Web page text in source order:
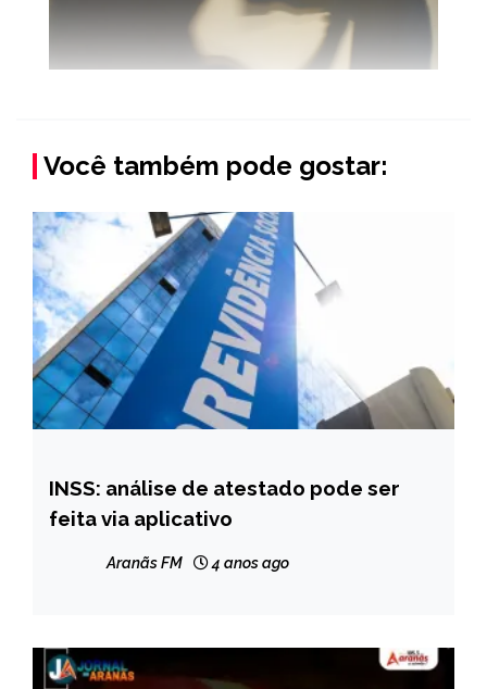
Você também pode gostar:
BRASIL
NOTÍCIAS
INSS: análise de atestado pode ser
feita via aplicativo
Aranãs FM 4 anos ago